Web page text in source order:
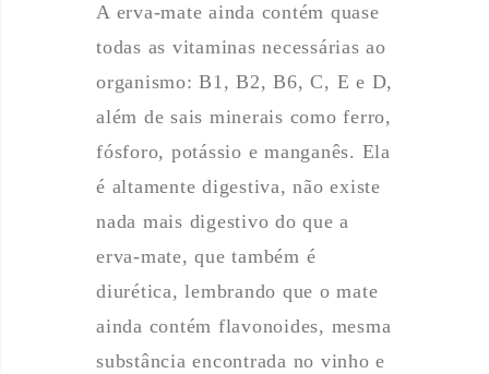
A erva-mate ainda contém quase
todas as vitaminas necessárias ao
organismo: B1, B2, B6, C, E e D,
além de sais minerais como ferro,
fósforo, potássio e manganês. Ela
é altamente digestiva, não existe
nada mais digestivo do que a
erva-mate, que também é
diurética, lembrando que o mate
ainda contém flavonoides, mesma
substância encontrada no vinho e